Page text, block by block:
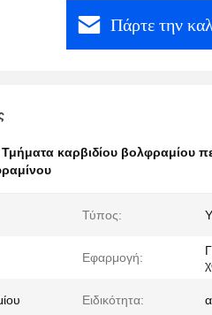
Πάρτε την
Τμήματα καρβιδίου βολφραμίου
Τύπος:
Εφαρμογή:
Ειδικότητα: